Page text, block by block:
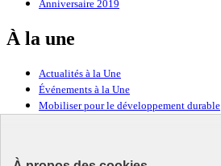
Anniversaire 2019
À la une
Actualités à la Une
Événements à la Une
Mobiliser pour le développement durable